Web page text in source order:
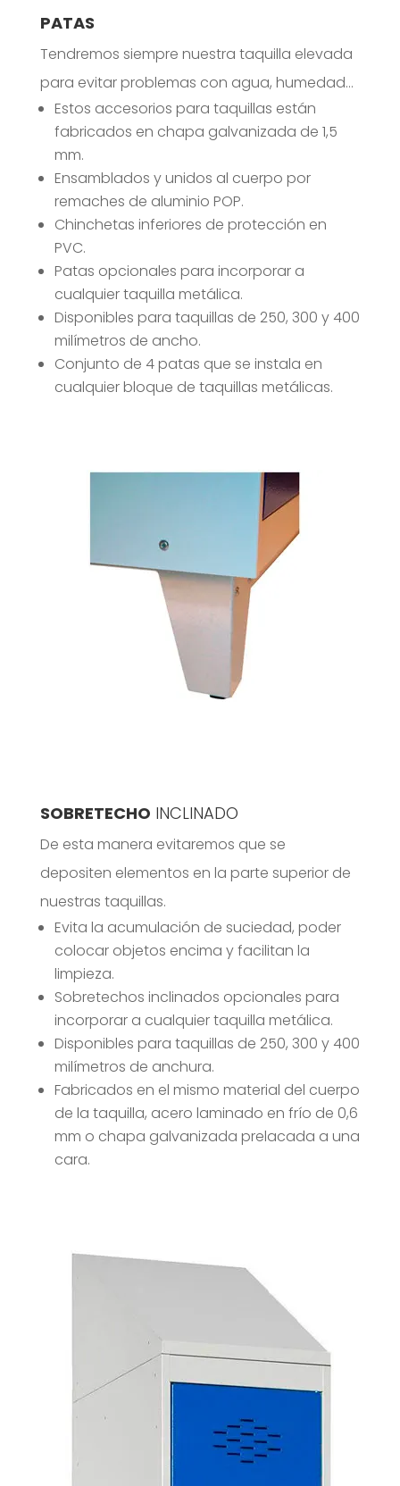
PATAS
Tendremos siempre nuestra taquilla elevada
para evitar problemas con agua, humedad…
Estos accesorios para taquillas están
fabricados en chapa galvanizada de 1,5
mm.
Ensamblados y unidos al cuerpo por
remaches de aluminio POP.
Chinchetas inferiores de protección en
PVC.
Patas opcionales para incorporar a
cualquier taquilla metálica.
Disponibles para taquillas de 250, 300 y 400
milímetros de ancho.
Conjunto de 4 patas que se instala en
cualquier bloque de taquillas metálicas.
SOBRETECHO INCLINADO
De esta manera evitaremos que se
depositen elementos en la parte superior de
nuestras taquillas.
Evita la acumulación de suciedad, poder
colocar objetos encima y facilitan la
limpieza.
Sobretechos inclinados opcionales para
incorporar a cualquier taquilla metálica.
Disponibles para taquillas de 250, 300 y 400
milímetros de anchura.
Fabricados en el mismo material del cuerpo
de la taquilla, acero laminado en frío de 0,6
mm o chapa galvanizada prelacada a una
cara.